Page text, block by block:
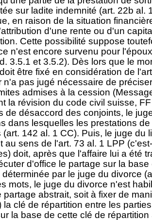
sur ladite indemnité (art. 22b al.
en raison de la situation
d'une rente ou d'un
Cette possibilité suppose
n'est encore survenu pour
3.5.1 et 3.5.2). Dès lors que le
être fixé en considération de l'
n'a pas jugé nécessaire de
admises à la cession
la révision du code civil suisse,
de désaccord des conjoints, le
dans lesquelles les prestations
(art. 142 al. 1 CC). Puis, le juge du
au sens de l'art. 73 al. 1 LPP
doit, après que l'affaire lui a été
d'office le partage sur la base
déterminée par le juge du divorce (
mots, le juge du divorce n'est
partage abstrait, soit à fixer de
la clé de répartition entre les
la base de cette clé de